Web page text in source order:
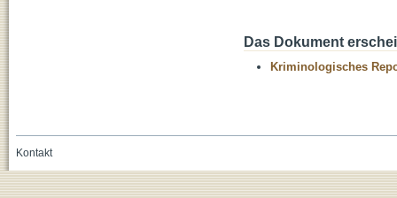
Das Dokument
Kriminologisches
Kontakt